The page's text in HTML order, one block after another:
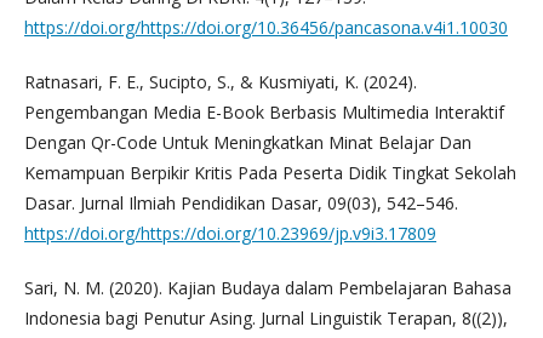
https://doi.org/https://doi.org/10.36456/pancasona.v4i1.10030
Ratnasari, F. E., Sucipto, S., & Kusmiyati, K. (2024).
Pengembangan Media E-Book Berbasis Multimedia Interaktif
Dengan Qr-Code Untuk Meningkatkan Minat Belajar Dan
Kemampuan Berpikir Kritis Pada Peserta Didik Tingkat Sekolah
Dasar. Jurnal Ilmiah Pendidikan Dasar, 09(03), 542–546.
https://doi.org/https://doi.org/10.23969/jp.v9i3.17809
Sari, N. M. (2020). Kajian Budaya dalam Pembelajaran Bahasa
Indonesia bagi Penutur Asing. Jurnal Linguistik Terapan, 8((2)),